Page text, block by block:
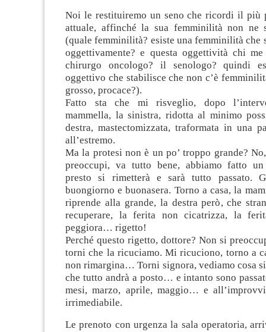
Noi le restituiremo un seno che ricordi il più
attuale, affinché la sua femminilità non ne
(quale femminilità? esiste una femminilità che
oggettivamente? e questa oggettività chi
chirurgo oncologo? il senologo? quindi
oggettivo che stabilisce che non c’è
grosso, procace?).
Fatto sta che mi risveglio, dopo
mammella, la sinistra, ridotta al minimo
destra, mastectomizzata, traformata in una
all’estremo.
Ma la protesi non è un po’ troppo grande?
preoccupi, va tutto bene, abbiamo fatto
presto si rimetterà e sarà tutto passato.
buongiorno e buonasera. Torno a casa, la
riprende alla grande, la destra però, che
recuperare, la ferita non cicatrizza, la
peggiora… rigetto!
Perché questo rigetto, dottore? Non si
torni che la ricuciamo. Mi ricuciono, torno a
non rimargina… Torni signora, vediamo cosa
che tutto andrà a posto… e intanto sono
mesi, marzo, aprile, maggio… e
irrimediabile.
Le prenoto con urgenza la sala operatoria,